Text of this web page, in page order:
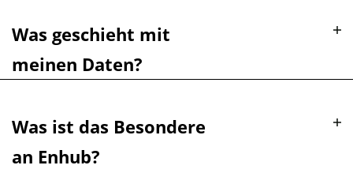
Was geschieht mit
meinen Daten?
Was ist das Besondere
an Enhub?